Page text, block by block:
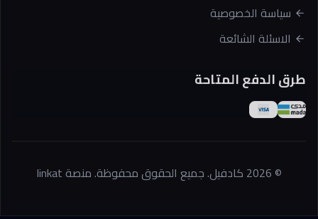
سياسة الخصوصية
الاسئلة الشائعة
طرق الدفع المتاحة
© 2026 كادفيل. جميع الحقوق محفوظة. منصة linkat